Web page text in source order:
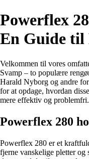
Powerflex
En Guide
Velkommen til vores
Svamp – to populære
Harald Nyborg og andre
for at opdage, hvordan
mere effektiv og problemfri.
Powerflex 280
Powerflex 280 er et
fjerne vanskelige pletter